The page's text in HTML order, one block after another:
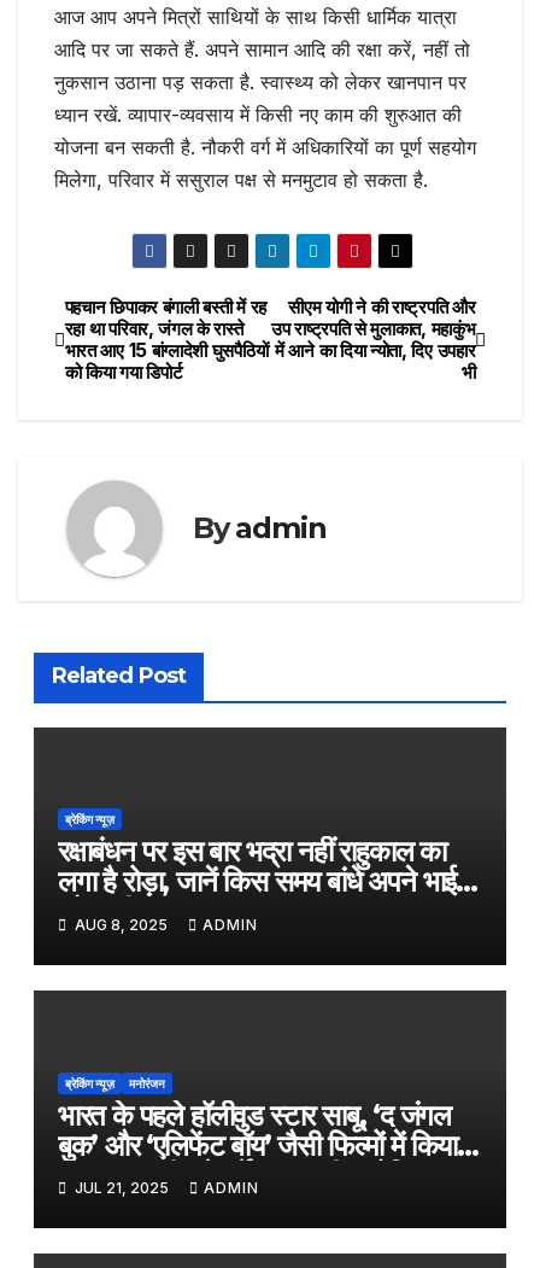
आज आप अपने मित्रों साथियों के साथ किसी धार्मिक यात्रा
आदि पर जा सकते हैं. अपने सामान आदि की रक्षा करें, नहीं तो
नुकसान उठाना पड़ सकता है. स्वास्थ्य को लेकर खानपान पर
ध्यान रखें. व्यापार-व्यवसाय में किसी नए काम की शुरुआत की
योजना बन सकती है. नौकरी वर्ग में अधिकारियों का पूर्ण सहयोग
मिलेगा, परिवार में ससुराल पक्ष से मनमुटाव हो सकता है.
Post
navigation
सीएम योगी ने की राष्ट्रपति और
उप राष्ट्रपति से मुलाकात, महाकुंभ
में आने का दिया न्योता, दिए उपहार
भी
पहचान छिपाकर बंगाली बस्ती में रह
रहा था परिवार, जंगल के रास्ते
भारत आए 15 बांग्लादेशी घुसपैठियों
को किया गया डिपोर्ट
Byadmin
Related Post
ब्रेकिंग न्यूज़
रक्षाबंधन पर इस बार भद्रा नहीं राहुकाल का
लगा है रोड़ा, जानें किस समय बांधे अपने भाई
को राखी
AUG 8, 2025 ADMIN
ब्रेकिंग न्यूज़ मनोरंजन
भारत के पहले हॉलीवुड स्टार साबू, ‘द जंगल
बुक’ और ‘एलिफेंट बॉय’ जैसी फिल्मों में किया
काम, जल्द ही बड़े पर्दे पर आएगी बायोपिक
JUL 21, 2025 ADMIN